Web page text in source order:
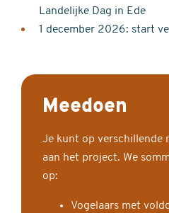
Landelijke Dag in Ede
1 december 2026: start
Meedoen
Je kunt op verschillende
aan het project. We
op:
Vogelaars met